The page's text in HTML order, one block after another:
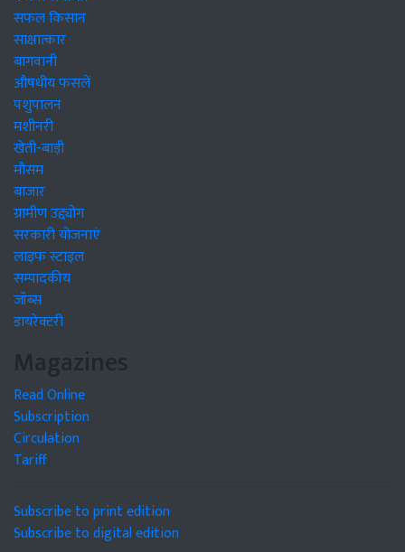
सफल किसान
साक्षात्कार
बागवानी
औषधीय फसलें
पशुपालन
मशीनरी
खेती-बाड़ी
मौसम
बाजार
ग्रामीण उद्द्योग
सरकारी योजनाएं
लाइफ स्टाइल
सम्पादकीय
जॉब्स
डायरेक्टरी
Magazines
Read Online
Subscription
Circulation
Tariff
Subscribe to print edition
Subscribe to digital edition